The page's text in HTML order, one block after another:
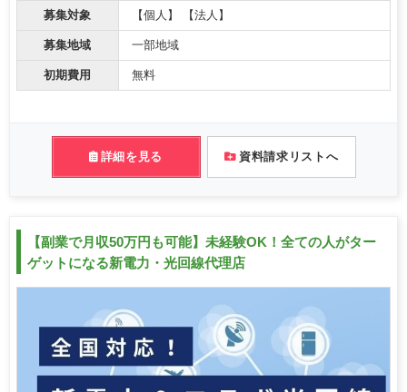
募集対象 【個人】 【法人】
募集地域 一部地域
初期費用 無料
詳細を見る 資料請求リストへ
【副業で月収50万円も可能】未経験OK！全ての人がター
ゲットになる新電力・光回線代理店